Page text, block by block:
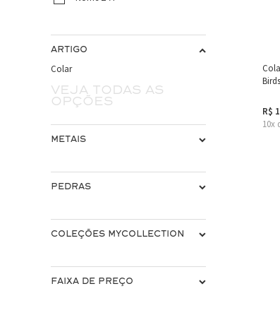
ARTIGO
Colar
Veja todas as
opções
METAIS
PEDRAS
COLEÇÕES MYCOLLECTION
FAIXA DE PREÇO
R$
10x